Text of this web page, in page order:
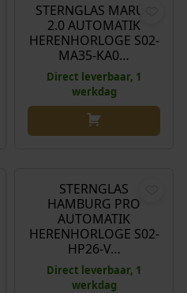
STERNGLAS MARUS
2.0 AUTOMATIK
HERENHORLOGE S02-
MA35-KA0…
Direct leverbaar, 1
werkdag
STERNGLAS
HAMBURG PRO
AUTOMATIK
HERENHORLOGE S02-
HP26-V…
Direct leverbaar, 1
werkdag